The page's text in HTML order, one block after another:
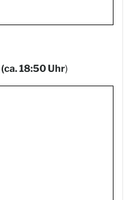
(ca. 18:50 Uhr)